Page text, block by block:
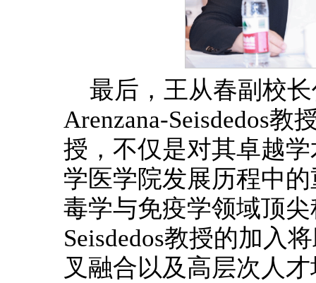
最后，王从春副校
Arenzana-Seisdedos
授，不仅是对其卓越
学医学院发展历程中
毒学与免疫学领域顶尖
Seisdedos教授的加入
叉融合以及高层次人